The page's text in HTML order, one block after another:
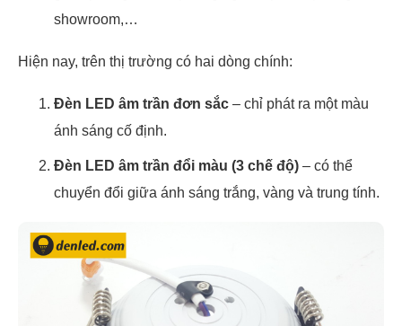
showroom,…
Hiện nay, trên thị trường có hai dòng chính:
Đèn LED âm trần đơn sắc – chỉ phát ra một màu
ánh sáng cố định.
Đèn LED âm trần đổi màu (3 chế độ) – có thể
chuyển đổi giữa ánh sáng trắng, vàng và trung tính.